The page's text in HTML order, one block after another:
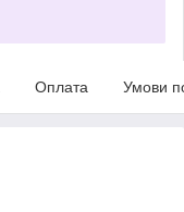
Оплата Умови